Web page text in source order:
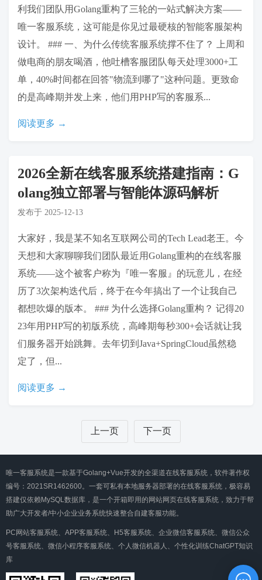
利我们团队用Golang重构了三轮的一站式解决方案——
唯一客服系统，这可能是你见过最硬核的智能客服架构
设计。 ### 一、为什么传统客服系统撑不住了？ 上周和
做电商的朋友喝酒，他吐槽客服团队每天处理3000+工
单，40%时间都在回答"物流到哪了"这种问题。更致命
的是高峰期并发上来，他们用PHP写的客服系...
阅读更多 →
2026全新在线客服系统搭建指南：G
olang独立部署与智能体源码解析
发布于 2025-12-13
大家好，我是某不知名互联网公司的Tech Lead老王。今
天想和大家聊聊我们团队最近用Golang重构的在线客服
系统——这个被客户称为『唯一客服』的玩意儿，在经
历了3次架构迭代后，终于在今年搞出了一个让我自己
都想吹爆的版本。 ### 为什么选择Golang重构？ 记得20
23年用PHP写的初版系统，高峰期每秒300+会话就让我
们服务器开始跳舞。去年切到Java+SpringCloud虽然稳
定了，但...
阅读更多 →
上一页 下一页
唯一客服系统是一款基于Golang+Vue开发的全渠道在线客服系统，软件著作权
编号：2021SR1462600。一套可私有本地服务器部署的在线客服系统，极容易
搭建仅依赖MySQL数据库，是一个开箱即用的网站网页在线客服系统，致力于帮
助广大开发者/中小企业业务系统快速整合自建客服功能。
PC网站客服系统、APP客服系统、H5客服系统、企业微信客服系统、微信公众
号客服系统、微信小程序客服系统、个人微信机器人、个性化训练ChatGPT知识
库